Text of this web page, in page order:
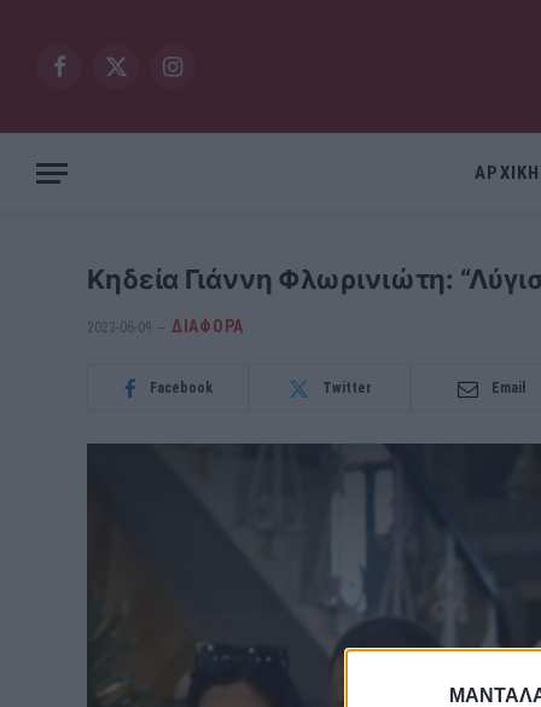
Facebook
X
Instagram
ΑΡΧΙΚΗ
Κηδεία Γιάννη Φλωρινιώτη:
2023-06-09 ΔΙΆΦΟΡΑ
Facebook Twitter Email